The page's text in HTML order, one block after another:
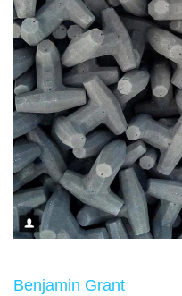
Benjamin Grant